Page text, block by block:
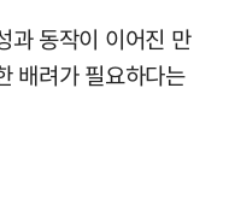
과 동작이 이어진 만
배려가 필요하다는